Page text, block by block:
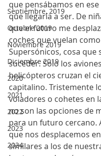
Septiembre, 2019
Octubre 2019
Noviembre 2019
Diciembre 2019
2020
2021
2022
2023
2024
que pensábamos en
que llegaría a ser. De
que el futuro me
coches que vuelan
Supersónicos, cosa que
suceder. Solo los
helicópteros cruzan el
capitalino. Tristemente
voladores o cohetes en
no son las opciones de
para un futuro cercano.
que nos desplacemos
similares a los de